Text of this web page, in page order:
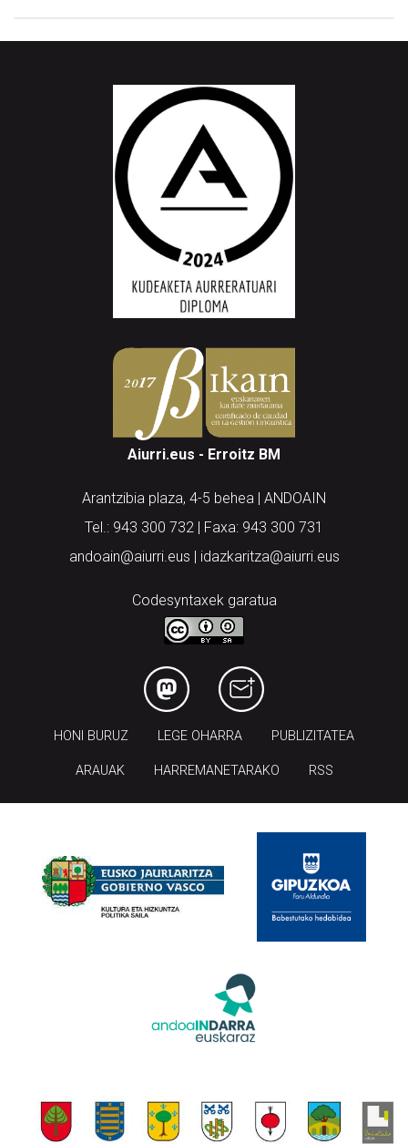
Aiurri.eus - Erroitz BM
Arantzibia plaza, 4-5 behea | ANDOAIN
Tel.: 943 300 732 | Faxa: 943 300 731
andoain@aiurri.eus | idazkaritza@aiurri.eus
Codesyntaxek garatua
HONI BURUZ LEGE OHARRA PUBLIZITATEA
ARAUAK HARREMANETARAKO RSS